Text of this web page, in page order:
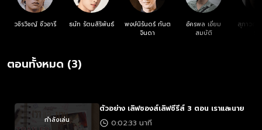
เริ่มหวั่นไหว... ใครจะเป็นฝ่ายยอมแพ้ก่อนกัน!
วชิรวิชญ์ ชีวอารี ธนัท รัตนสิริพันธ์
พงษ์นิรันดร์ กันต
จินดา
อัครพล เอี่ยม
สมบัติ
สุภาวดี
ตอนทั้งหมด (3)
กำลังเล่น
ตัวอย่าง เลิฟซองส์เลิฟซีรีส์ 3 ตอน เราและนาย
0:02:33 นาที